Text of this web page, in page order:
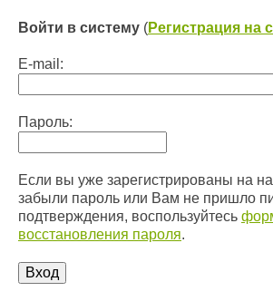
Войти в систему (Регистрация на
E-mail:
Пароль:
Если вы уже зарегистрированы на
забыли пароль или Вам не пришло
подтверждения, воспользуйтесь
восстановления пароля.